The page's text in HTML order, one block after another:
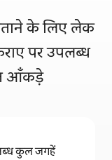
के लिए लेक
पर उपलब्ध
आँकड़े
कुल जगहें